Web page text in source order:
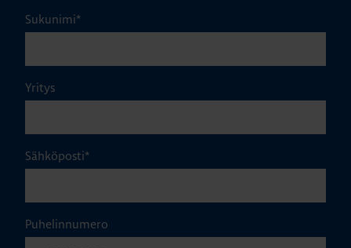
Sukunimi*
Yritys
Sähköposti*
Puhelinnumero